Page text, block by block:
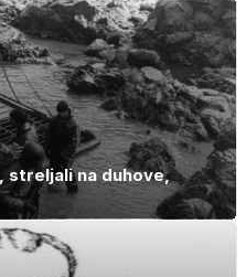
streljali na duhove,